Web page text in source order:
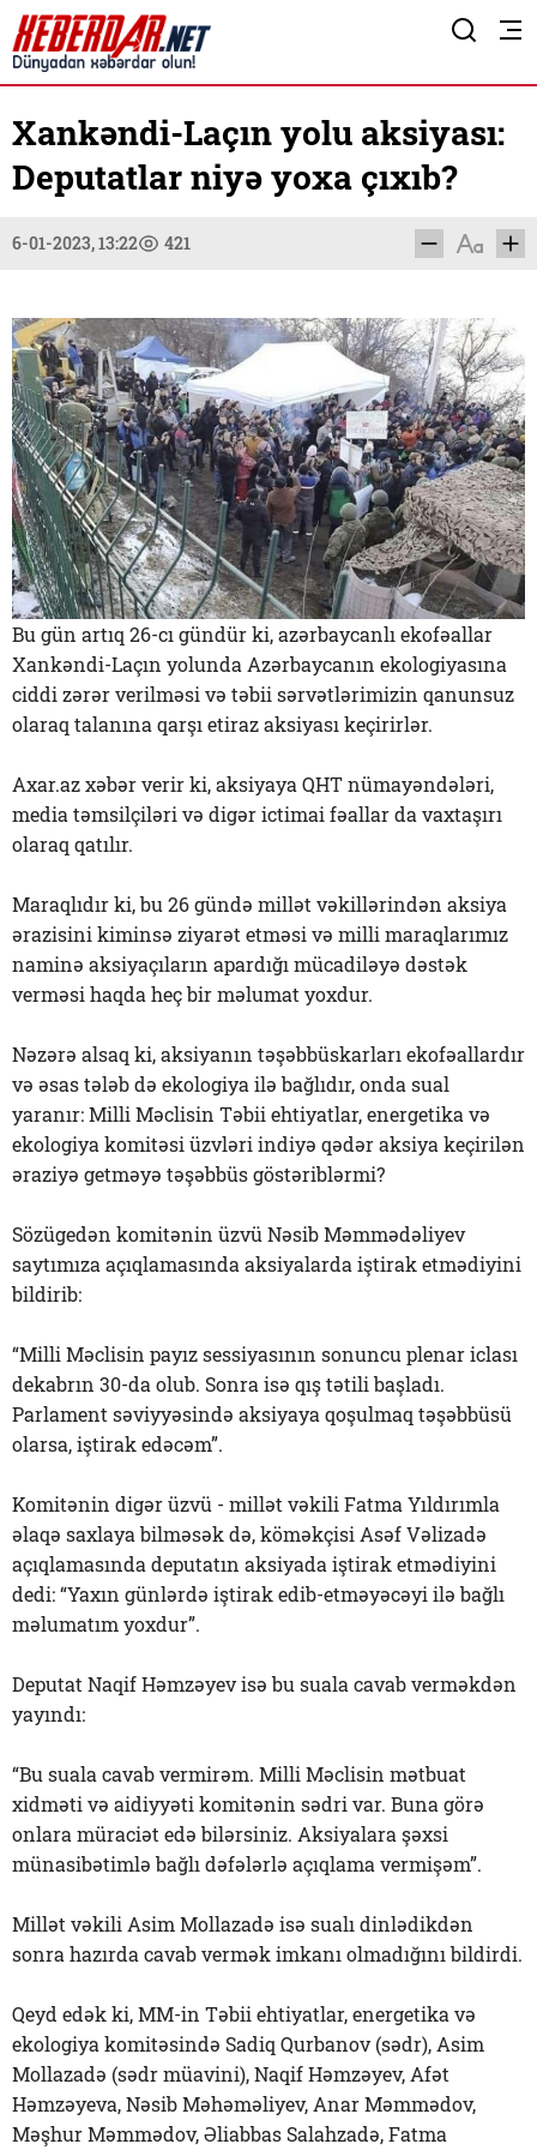
Xankəndi-Laçın yolu aksiyası:
Deputatlar niyə yoxa çıxıb?
6-01-2023, 13:22 421
Bu gün artıq 26-cı gündür ki, azərbaycanlı ekofəallar
Xankəndi-Laçın yolunda Azərbaycanın ekologiyasına
ciddi zərər verilməsi və təbii sərvətlərimizin qanunsuz
olaraq talanına qarşı etiraz aksiyası keçirirlər.
Axar.az xəbər verir ki, aksiyaya QHT nümayəndələri,
media təmsilçiləri və digər ictimai fəallar da vaxtaşırı
olaraq qatılır.
Maraqlıdır ki, bu 26 gündə millət vəkillərindən aksiya
ərazisini kiminsə ziyarət etməsi və milli maraqlarımız
naminə aksiyaçıların apardığı mücadiləyə dəstək
verməsi haqda heç bir məlumat yoxdur.
Nəzərə alsaq ki, aksiyanın təşəbbüskarları ekofəallardır
və əsas tələb də ekologiya ilə bağlıdır, onda sual
yaranır: Milli Məclisin Təbii ehtiyatlar, energetika və
ekologiya komitəsi üzvləri indiyə qədər aksiya keçirilən
əraziyə getməyə təşəbbüs göstəriblərmi?
Sözügedən komitənin üzvü Nəsib Məmmədəliyev
saytımıza açıqlamasında aksiyalarda iştirak etmədiyini
bildirib:
“Milli Məclisin payız sessiyasının sonuncu plenar iclası
dekabrın 30-da olub. Sonra isə qış tətili başladı.
Parlament səviyyəsində aksiyaya qoşulmaq təşəbbüsü
olarsa, iştirak edəcəm”.
Komitənin digər üzvü - millət vəkili Fatma Yıldırımla
əlaqə saxlaya bilməsək də, köməkçisi Asəf Vəlizadə
açıqlamasında deputatın aksiyada iştirak etmədiyini
dedi: “Yaxın günlərdə iştirak edib-etməyəcəyi ilə bağlı
məlumatım yoxdur”.
Deputat Naqif Həmzəyev isə bu suala cavab verməkdən
yayındı:
“Bu suala cavab vermirəm. Milli Məclisin mətbuat
xidməti və aidiyyəti komitənin sədri var. Buna görə
onlara müraciət edə bilərsiniz. Aksiyalara şəxsi
münasibətimlə bağlı dəfələrlə açıqlama vermişəm”.
Millət vəkili Asim Mollazadə isə sualı dinlədikdən
sonra hazırda cavab vermək imkanı olmadığını bildirdi.
Qeyd edək ki, MM-in Təbii ehtiyatlar, energetika və
ekologiya komitəsində Sadiq Qurbanov (sədr), Asim
Mollazadə (sədr müavini), Naqif Həmzəyev, Afət
Həmzəyeva, Nəsib Məhəməliyev, Anar Məmmədov,
Məşhur Məmmədov, Əliabbas Salahzadə, Fatma